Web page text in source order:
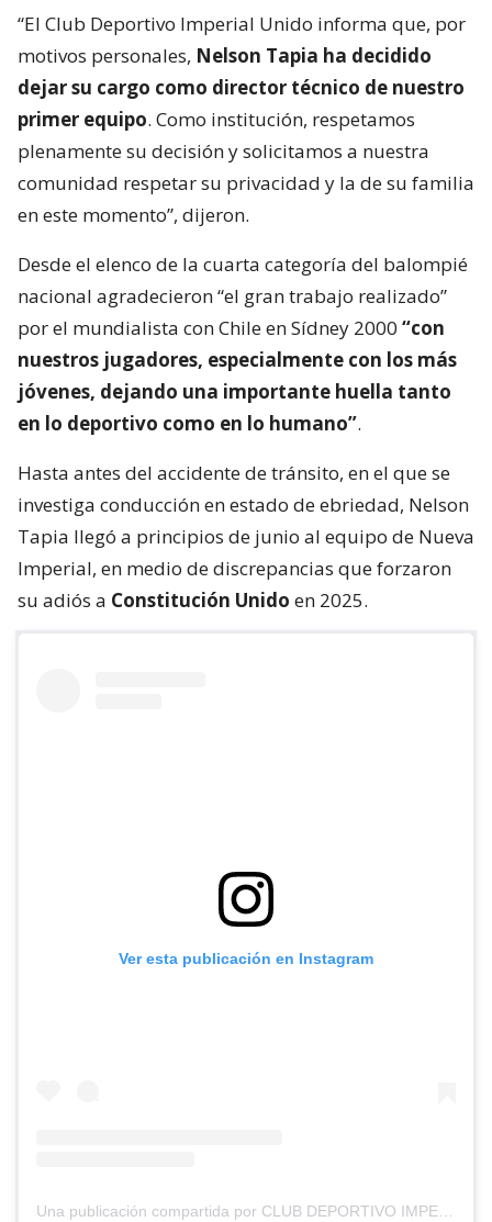
“El Club Deportivo Imperial Unido informa que, por
motivos personales, Nelson Tapia ha decidido
dejar su cargo como director técnico de nuestro
primer equipo. Como institución, respetamos
plenamente su decisión y solicitamos a nuestra
comunidad respetar su privacidad y la de su familia
en este momento”, dijeron.
Desde el elenco de la cuarta categoría del balompié
nacional agradecieron “el gran trabajo realizado”
por el mundialista con Chile en Sídney 2000 “con
nuestros jugadores, especialmente con los más
jóvenes, dejando una importante huella tanto
en lo deportivo como en lo humano”.
Hasta antes del accidente de tránsito, en el que se
investiga conducción en estado de ebriedad, Nelson
Tapia llegó a principios de junio al equipo de Nueva
Imperial, en medio de discrepancias que forzaron
su adiós a Constitución Unido en 2025.
Ver esta publicación en Instagram